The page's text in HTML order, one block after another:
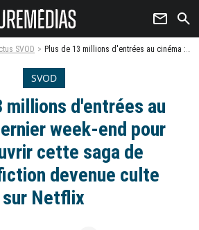
newsletter search
SVOD Plus de 13 millions d'entrées au cinéma : Dernier week-end pour redécouvrir cette saga de science-fiction devenue culte sur Netflix
SVOD
millions d'entrées au
week-end pour
cette saga de
devenue culte
sur Netflix